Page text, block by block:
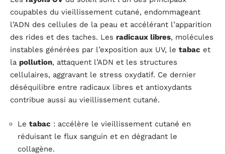
coupables du vieillissement cutané, endommageant
l’ADN des cellules de la peau et accélérant l’apparition
des rides et des taches. Les radicaux libres, molécules
instables générées par l’exposition aux UV, le tabac et
la pollution, attaquent l’ADN et les structures
cellulaires, aggravant le stress oxydatif. Ce dernier
déséquilibre entre radicaux libres et antioxydants
contribue aussi au vieillissement cutané.
Le tabac : accélère le vieillissement cutané en
réduisant le flux sanguin et en dégradant le
collagène.